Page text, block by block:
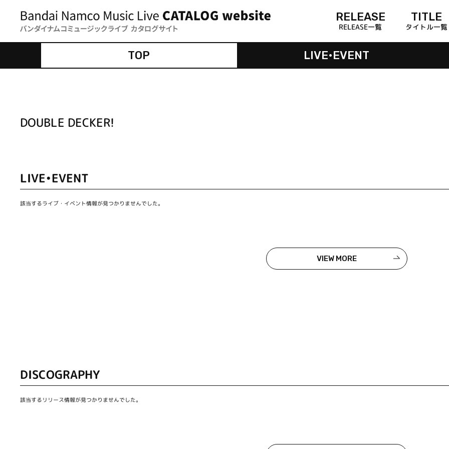
RELEASE
RELEASE一覧
TITLE
タイトル一覧
TOP LIVE•EVENT
DOUBLE DECKER!
LIVE•EVENT
該当するライブ・イベント情報が見つかりませんでした。
VIEW MORE
DISCOGRAPHY
該当するリリース情報が見つかりませんでした。